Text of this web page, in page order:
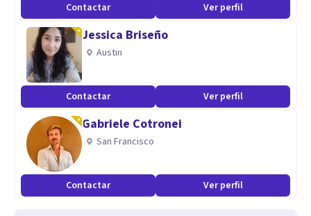
Contactar Ver perfil
Jessica Briseño
Austin
Contactar Ver perfil
Gabriele Cotronei
San Francisco
Contactar Ver perfil